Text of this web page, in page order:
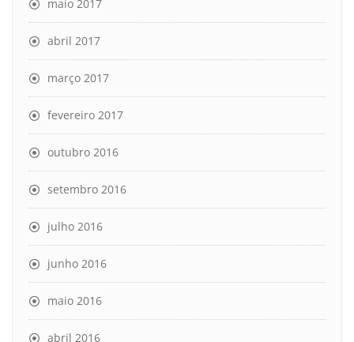
maio 2017
abril 2017
março 2017
fevereiro 2017
outubro 2016
setembro 2016
julho 2016
junho 2016
maio 2016
abril 2016